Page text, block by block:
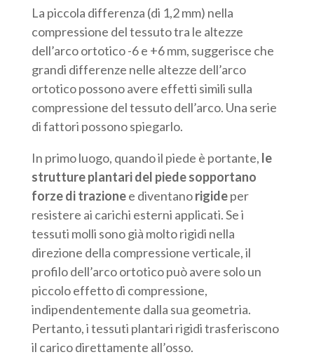
La piccola differenza (di 1,2 mm) nella
compressione del tessuto tra le altezze
dell’arco ortotico -6 e +6 mm, suggerisce che
grandi differenze nelle altezze dell’arco
ortotico possono avere effetti simili sulla
compressione del tessuto dell’arco. Una serie
di fattori possono spiegarlo.
In primo luogo, quando il piede è portante, le
strutture plantari del piede sopportano
forze di trazionee diventanorigideper
resistere ai carichi esterni applicati. Se i
tessuti molli sono già molto rigidi nella
direzione della compressione verticale, il
profilo dell’arco ortotico può avere solo un
piccolo effetto di compressione,
indipendentemente dalla sua geometria.
Pertanto, i tessuti plantari rigidi trasferiscono
il carico direttamente all’osso.